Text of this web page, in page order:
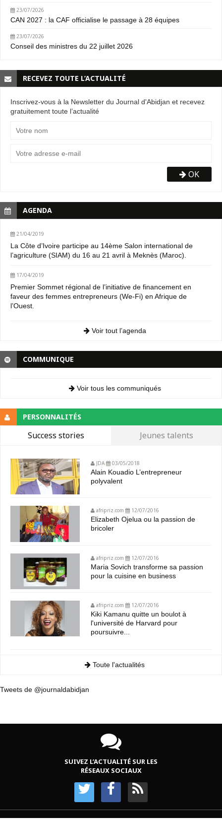
23/07/2026
CAN 2027 : la CAF officialise le passage à 28 équipes
23/07/2026
Conseil des ministres du 22 juillet 2026
RECEVEZ TOUTE L’ACTUALITÉ
Inscrivez-vous à la Newsletter du Journal d'Abidjan et recevez
gratuitement toute l’actualité
OK
AGENDA
21/04/2019
La Côte d’Ivoire participe au 14ème Salon international de
l’agriculture (SIAM) du 16 au 21 avril à Meknès (Maroc).
17/04/2019
Premier Sommet régional de l’initiative de financement en
faveur des femmes entrepreneurs (We-Fi) en Afrique de
l’Ouest.
Voir tout l’agenda
COMMUNIQUE
Voir tous les communiqués
PERSONNALITÉS
Success stories Jeunes talents
JDA 03/05/2018
Alain Kouadio L’entrepreneur
polyvalent
afripriz.com 12/07/2016
Elizabeth Ojelua ou la passion de
bricoler
afripriz.com 12/07/2016
Maria Sovich transforme sa passion
pour la cuisine en business
afripriz.com 12/07/2016
Kiki Kamanu quitte un boulot à
l'université de Harvard pour
poursuivre...
Toute l'actualités
Tweets de @journaldabidjan
SUIVEZ L’ACTUALITÉ SUR LES
RÉSEAUX SOCIAUX